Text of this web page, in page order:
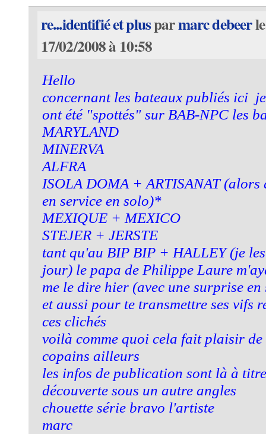
re...identifié et plusparmarc debeer
17/02/2008 à 10:58
Hello
concernant les bateaux publiés ici
ont été "spottés" sur BAB-NPC les
MARYLAND
MINERVA
ALFRA
ISOLA DOMA + ARTISANAT (alors
en service en solo)*
MEXIQUE + MEXICO
STEJER + JERSTE
tant qu'au BIP BIP + HALLEY (je
jour) le papa de Philippe Laure
me le dire hier (avec une surprise en
et aussi pour te transmettre ses vifs
ces clichés
voilà comme quoi cela fait plaisir de
copains ailleurs
les infos de publication sont là à
découverte sous un autre angles
chouette série bravo l'artiste
marc